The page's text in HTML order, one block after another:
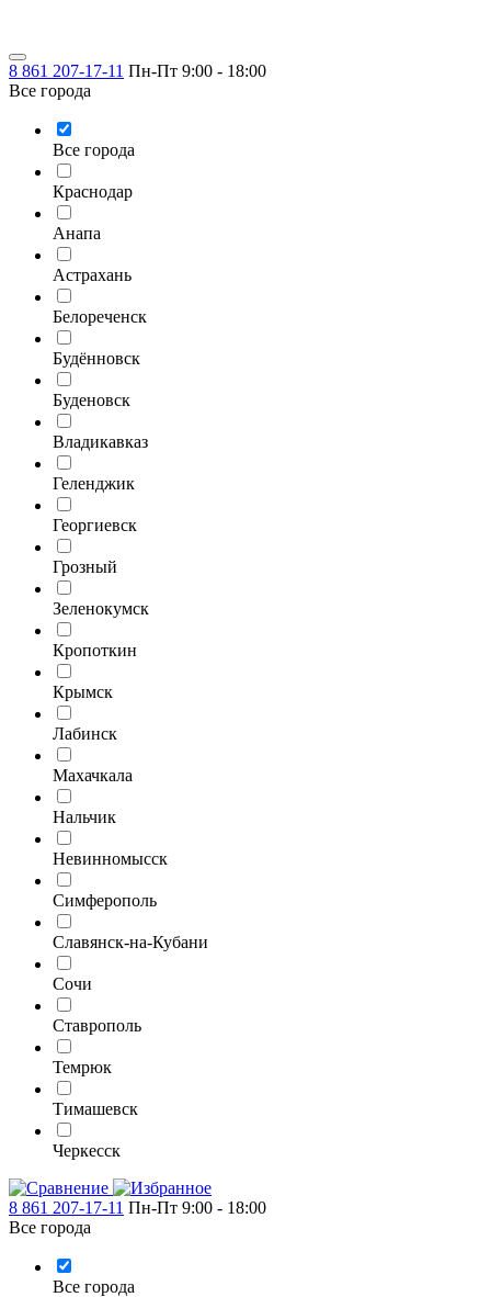
8 861 207-17-11 Пн-Пт 9:00 - 18:00
Все города
Все города
Краснодар
Анапа
Астрахань
Белореченск
Будённовск
Буденовск
Владикавказ
Геленджик
Георгиевск
Грозный
Зеленокумск
Кропоткин
Крымск
Лабинск
Махачкала
Нальчик
Невинномысск
Симферополь
Славянск-на-Кубани
Сочи
Ставрополь
Темрюк
Тимашевск
Черкесск
8 861 207-17-11 Пн-Пт 9:00 - 18:00
Все города
Все города